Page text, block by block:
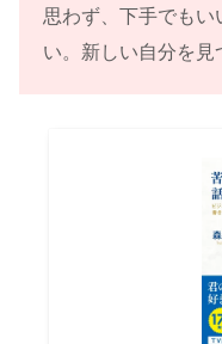
思わず、下手でもい
い。新しい自分を見